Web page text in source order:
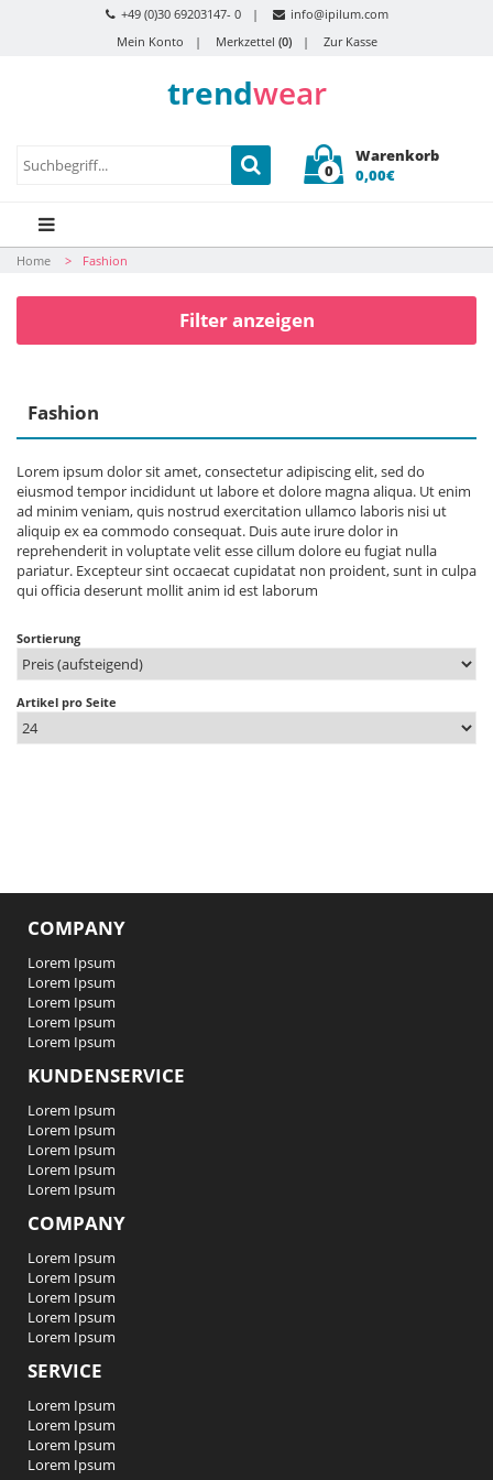
+49 (0)30 69203147- 0
info@ipilum.com
Mein Konto
Merkzettel (0) Zur Kasse
trendwear
0
Warenkorb
0,00€
Home Fashion
Filter anzeigen
Fashion
Lorem ipsum dolor sit amet, consectetur adipiscing elit, sed do
eiusmod tempor incididunt ut labore et dolore magna aliqua. Ut enim
ad minim veniam, quis nostrud exercitation ullamco laboris nisi ut
aliquip ex ea commodo consequat. Duis aute irure dolor in
reprehenderit in voluptate velit esse cillum dolore eu fugiat nulla
pariatur. Excepteur sint occaecat cupidatat non proident, sunt in culpa
qui officia deserunt mollit anim id est laborum
Sortierung
Artikel pro Seite
COMPANY
Lorem Ipsum
Lorem Ipsum
Lorem Ipsum
Lorem Ipsum
Lorem Ipsum
KUNDENSERVICE
Lorem Ipsum
Lorem Ipsum
Lorem Ipsum
Lorem Ipsum
Lorem Ipsum
COMPANY
Lorem Ipsum
Lorem Ipsum
Lorem Ipsum
Lorem Ipsum
Lorem Ipsum
SERVICE
Lorem Ipsum
Lorem Ipsum
Lorem Ipsum
Lorem Ipsum